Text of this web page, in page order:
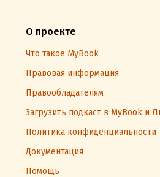
О проекте
Что такое MyBook
Правовая информация
Правообладателям
Загрузить подкаст в MyBook и
Политика конфиденциальности
Документация
Помощь